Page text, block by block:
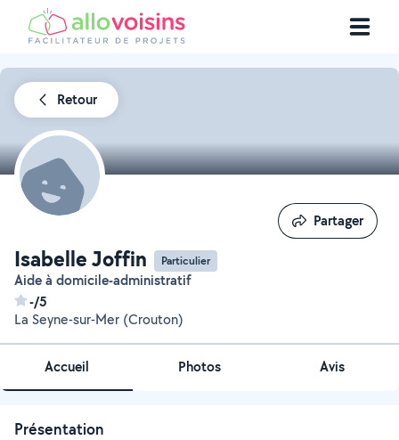
Retour
Isabelle Joffin Particulier
Aide à domicile-administratif
-/5
La Seyne-sur-Mer (Crouton)
Partager
Partager
Accueil Photos Avis
Présentation